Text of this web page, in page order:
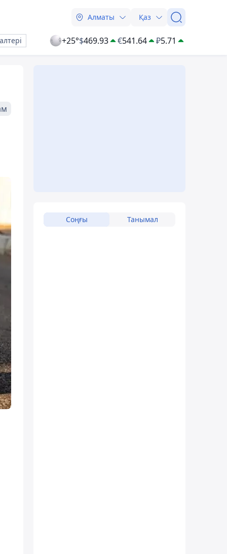
Алматы Қаз
+25°$469.93 €541.64 ₽5.71
Соңғы Танымал